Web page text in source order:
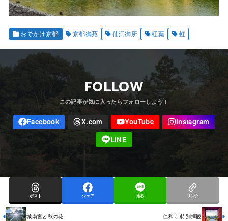
おでかけ京都 京都御苑 仙洞御所 紅葉 虹
FOLLOW
ポスト シェア 送る リンク
城南宮と秋の花 仁和寺 特別拝観